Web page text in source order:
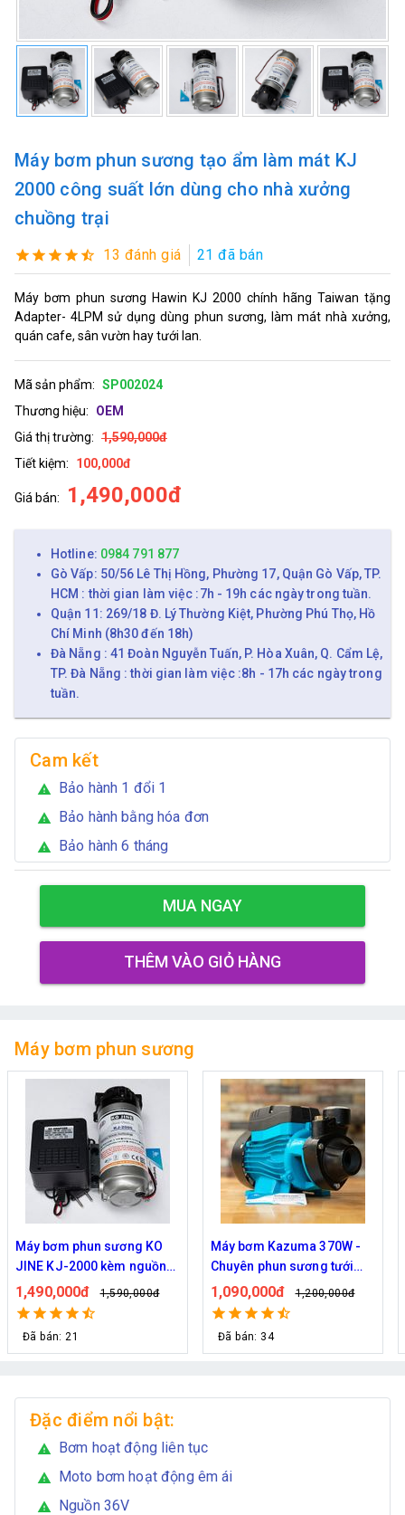
Máy bơm phun sương tạo ẩm làm mát KJ
2000 công suất lớn dùng cho nhà xưởng
chuồng trại
13 đánh giá 21 đã bán
Máy bơm phun sương Hawin KJ 2000 chính hãng Taiwan tặng
Adapter- 4LPM sử dụng dùng phun sương, làm mát nhà xưởng,
quán cafe, sân vườn hay tưới lan.
Mã sản phẩm: SP002024
Thương hiệu:
OEM
Giá thị trường: 1,590,000đ
Tiết kiệm:
100,000đ
Giá bán: 1,490,000đ
Hotline: 0984 791 877
Gò Vấp: 50/56 Lê Thị Hồng, Phường 17, Quận Gò Vấp, TP.
HCM : thời gian làm việc :7h - 19h các ngày trong tuần.
Quận 11: 269/18 Đ. Lý Thường Kiệt, Phường Phú Thọ, Hồ
Chí Minh (8h30 đến 18h)
Đà Nẵng : 41 Đoàn Nguyễn Tuấn, P. Hòa Xuân, Q. Cẩm Lệ,
TP. Đà Nẵng : thời gian làm việc :8h - 17h các ngày trong
tuần.
Cam kết
warning Bảo hành 1 đổi 1
warning Bảo hành bằng hóa đơn
warning Bảo hành 6 tháng
MUA NGAY
THÊM VÀO GIỎ HÀNG
Máy bơm phun sương
Máy bơm phun sương KO
JINE KJ-2000 kèm nguồn
36V hỗ trợ 70 béc
1,490,000đ 1,590,000đ
Đã bán: 21
Máy bơm Kazuma 370W -
Chuyên phun sương tưới
cây
1,090,000đ 1,200,000đ
Đã bán: 34
Đặc điểm nổi bật:
warning Bơm hoạt động liên tục
warning Moto bơm hoạt động êm ái
warning Nguồn 36V